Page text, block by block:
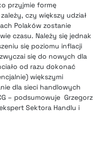
przyjmie formę
czy większy udział
Polaków zostanie
czasu. Należy się jednak
się poziomu inflacji
się do nowych dla
od razu dokonać
większymi
dla sieci handlowych
– podsumowuje Grzegorz
Sektora Handlu i